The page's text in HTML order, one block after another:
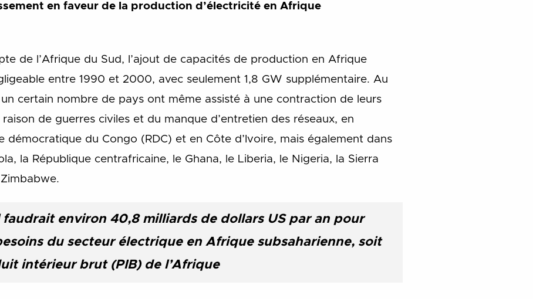
en faveur de la production d’électricité en Afrique
de l’Afrique du Sud, l’ajout de capacités de production en Afrique
entre 1990 et 2000, avec seulement 1,8 GW supplémentaire. Au
certain nombre de pays ont même assisté à une contraction de leurs
de guerres civiles et du manque d’entretien des réseaux, en
démocratique du Congo (RDC) et en Côte d’Ivoire, mais également dans
la République centrafricaine, le Ghana, le Liberia, le Nigeria, la Sierra
faudrait environ 40,8 milliards de dollars US par an pour
du secteur électrique en Afrique subsaharienne, soit
intérieur brut (PIB) de l’Afrique